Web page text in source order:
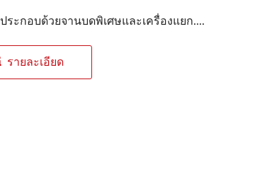
ระกอบด้วยจานบดพิเศษและเครื่องแยก....
รายละเอียด